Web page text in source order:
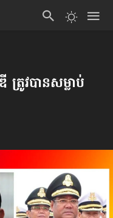
រូវបាន​សម្លាប់​